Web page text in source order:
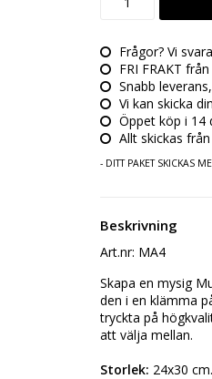
Frågor? Vi
FRI FRAKT
Snabb
Vi kan skicka
Öppet köp i 14
Allt skickas
- DITT PAKET SKICKAS
Beskrivning
Art.nr: MA4
Skapa en mysig
den i en klämma
tryckta på
att välja mellan.
Storlek: 24x30 cm.